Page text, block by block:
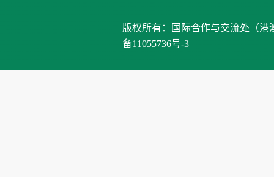
版权所有：国际合作与交流处（港
备11055736号-3